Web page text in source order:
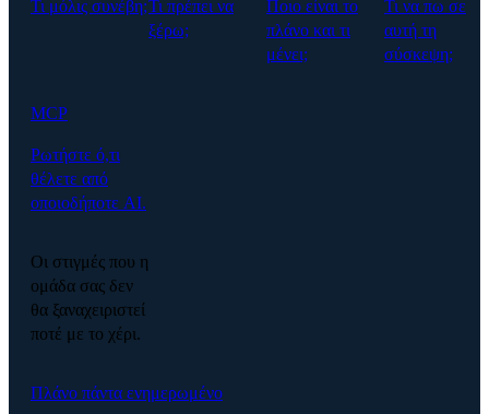
Τι μόλις συνέβη;Τι πρέπει να
ξέρω;
Ποιο είναι το
πλάνο και τι
μένει;
Τι να πω σε
αυτή τη
σύσκεψη;
MCP
Ρωτήστε ό,τι
θέλετε από
οποιοδήποτε AI.
Οι στιγμές που η
ομάδα σας δεν
θα ξαναχειριστεί
ποτέ με το χέρι.
Πλάνο πάντα ενημερωμένο